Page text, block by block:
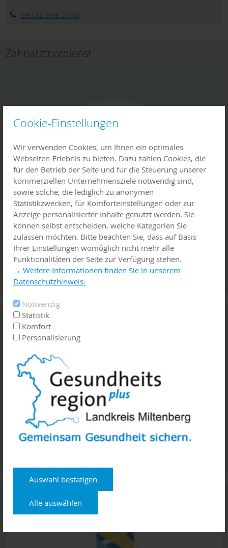
Cookie-Einstellungen
Wir verwenden Cookies, um Ihnen ein optimales
Webseiten-Erlebnis zu bieten. Dazu zählen Cookies, die
für den Betrieb der Seite und für die Steuerung unserer
kommerziellen Unternehmensziele notwendig sind,
sowie solche, die lediglich zu anonymen
Statistikzwecken, für Komforteinstellungen oder zur
Anzeige personalisierter Inhalte genutzt werden. Sie
können selbst entscheiden, welche Kategorien Sie
zulassen möchten. Bitte beachten Sie, dass auf Basis
Ihrer Einstellungen womöglich nicht mehr alle
Funktionalitäten der Seite zur Verfügung stehen.
→ Weitere Informationen finden Sie in unserem
Datenschutzhinweis.
Notwendig
Statistik
Komfort
Personalisierung
Auswahl bestätigen
Alle auswählen
09372 949 3348
Zahnarztnotdienst
Familienwegweiser